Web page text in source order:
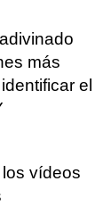
más
el
vídeos